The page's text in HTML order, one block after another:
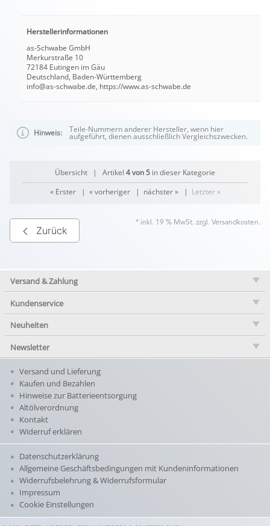
Herstellerinformationen
as-Schwabe GmbH
Merkurstraße 10
72184 Eutingen im Gäu
Deutschland, Baden-Württemberg
info@as-schwabe.de, https://www.as-schwabe.de
Hinweis: Teile-Nummern anderer Hersteller, wenn hier
aufgeführt, dienen ausschließlich Vergleichszwecken.
Übersicht | Artikel 4 von 5 in dieser Kategorie
« Erster| « vorheriger| nächster »| Letzter »
Zurück
* inkl. 19 % MwSt. zzgl. Versandkosten.
Versand & Zahlung
Kundenservice
Neuheiten
Newsletter
Versand und Lieferung
Kaufen und Bezahlen
Hinweise zur Batterieentsorgung
Altölverordnung
Kontakt
Widerruf erklären
Datenschutzerklärung
Allgemeine Geschäftsbedingungen mit Kundeninformationen
Widerrufsbelehrung & Widerrufsformular
Impressum
Cookie Einstellungen